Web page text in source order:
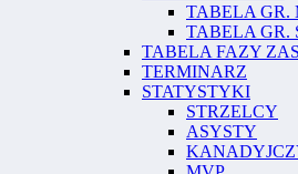
TABELA GR.
TABELA GR.
TABELA FAZY
TERMINARZ
STATYSTYKI
STRZELCY
ASYSTY